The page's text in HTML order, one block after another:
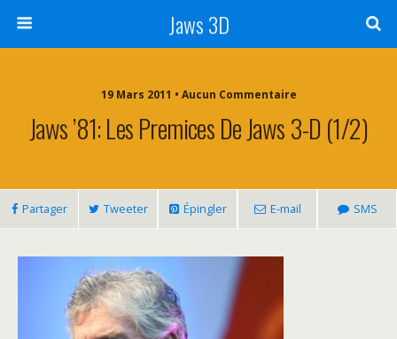
Jaws 3D
19 Mars 2011 • Aucun Commentaire
Jaws ’81: Les Premices De Jaws 3-D (1/2)
Partager Tweeter Épingler E-mail SMS